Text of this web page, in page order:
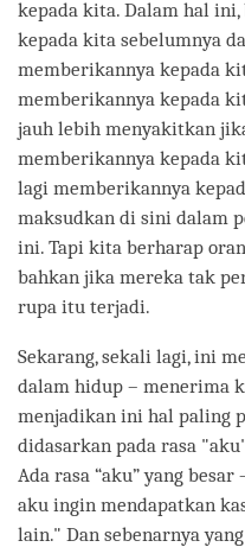
kepada kita. Dalam hal
kepada kita sebelumnya
memberikannya kepada
memberikannya kepada
jauh lebih menyakitkan
memberikannya kepada
lagi memberikannya
maksudkan di sini dalam
ini. Tapi kita berharap
bahkan jika mereka tak
rupa itu terjadi.
Sekarang, sekali lagi, ini
dalam hidup – menerima
menjadikan ini hal paling
didasarkan pada rasa
Ada rasa “aku” yang
aku ingin mendapatkan
lain." Dan sebenarnya